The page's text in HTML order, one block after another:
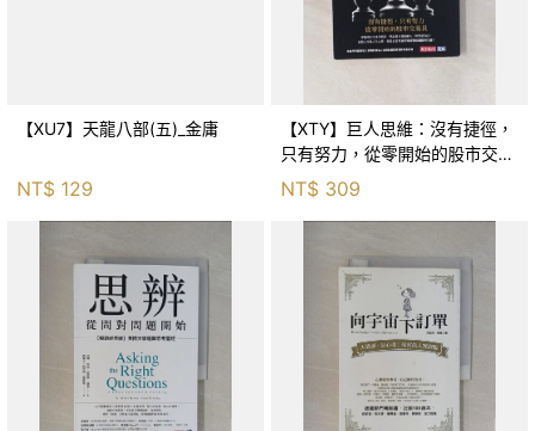
【XU7】天龍八部(五)_金庸
NT$ 129
【XTY】巨人思維：沒有捷徑，
只有努力，從零開始的股市交易
員_巨人傑
NT$ 309